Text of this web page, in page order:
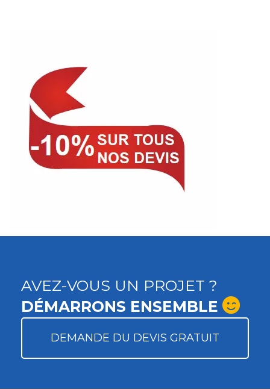
AVEZ-VOUS UN PROJET ?
DÉMARRONS ENSEMBLE
DEMANDE DU DEVIS GRATUIT